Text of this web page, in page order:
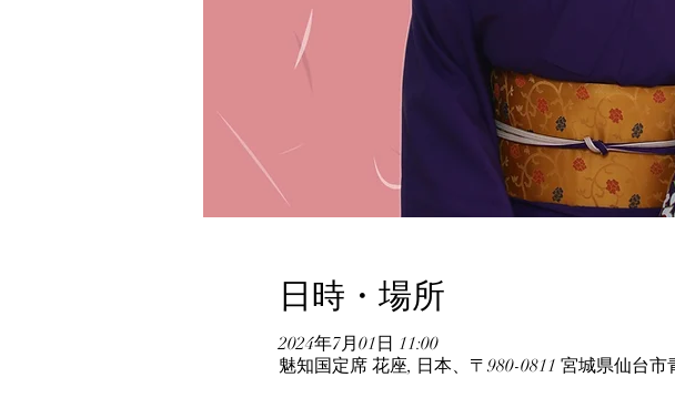
日時・場所
2024年7月01日 11:00
魅知国定席 花座, 日本、〒980-0811 宮城県仙台